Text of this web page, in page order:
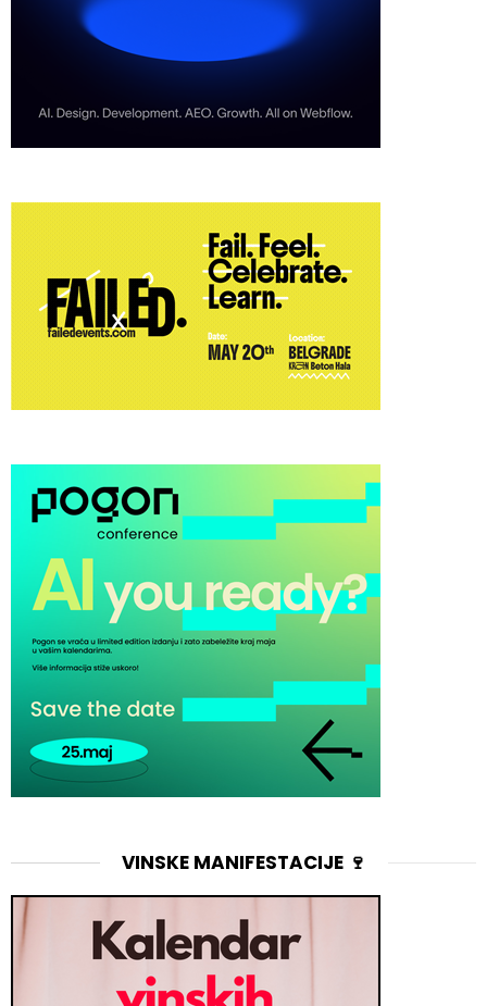
VINSKE MANIFESTACIJE 🍷